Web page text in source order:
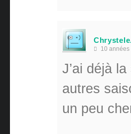
10 années
J’ai déjà
autres
un peu